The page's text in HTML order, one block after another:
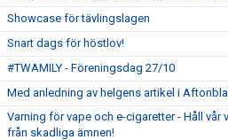
Showcase för tävlingslagen
Snart dags för höstlov!
#TWAMILY - Föreningsdag 27/10
Med anledning av helgens artikel i
Varning för vape och e-cigaretter - Håll vår
från skadliga ämnen!